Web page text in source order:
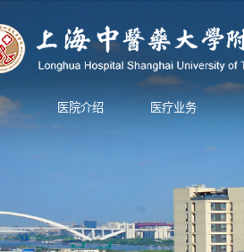
医院介绍 医疗业务